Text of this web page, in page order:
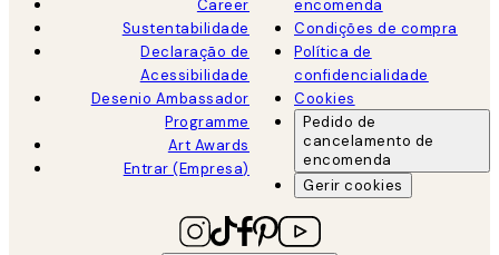
Career
Sustentabilidade
Declaração de
Acessibilidade
Desenio Ambassador
Programme
Art Awards
Entrar (Empresa)
encomenda
Condições de compra
Política de
confidencialidade
Cookies
Pedido de
cancelamento de
encomenda
Gerir cookies